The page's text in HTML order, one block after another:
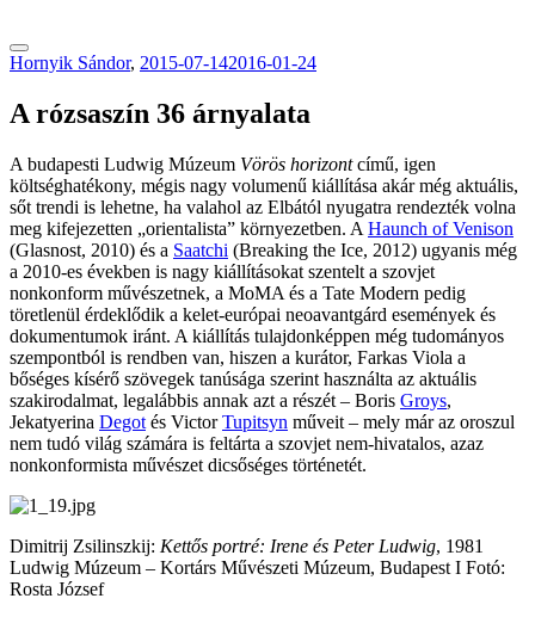
Hornyik Sándor, 2015-07-142016-01-24
A rózsaszín 36 árnyalata
A budapesti Ludwig Múzeum Vörös horizontcímű, igen
költséghatékony, mégis nagy volumenű kiállítása akár még aktuális,
sőt trendi is lehetne, ha valahol az Elbától nyugatra rendezték volna
meg kifejezetten „orientalista” környezetben. A Haunch of Venison
(Glasnost, 2010) és a Saatchi (Breaking the Ice, 2012) ugyanis még
a 2010-es években is nagy kiállításokat szentelt a szovjet
nonkonform művészetnek, a MoMA és a Tate Modern pedig
töretlenül érdeklődik a kelet-európai neoavantgárd események és
dokumentumok iránt. A kiállítás tulajdonképpen még tudományos
szempontból is rendben van, hiszen a kurátor, Farkas Viola a
bőséges kísérő szövegek tanúsága szerint használta az aktuális
szakirodalmat, legalábbis annak azt a részét – Boris Groys,
Jekatyerina Degot és VictorTupitsyn műveit – mely már az oroszul
nem tudó világ számára is feltárta a szovjet nem-hivatalos, azaz
nonkonformista művészet dicsőséges történetét.
Dimitrij Zsilinszkij: Kettős portré: Irene és Peter Ludwig, 1981
Ludwig Múzeum – Kortárs Művészeti Múzeum, Budapest I Fotó:
Rosta József